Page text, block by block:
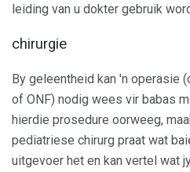
leiding van u dokter gebruik
chirurgie
By geleentheid kan 'n operasie
of ONF) nodig wees vir babas
hierdie prosedure oorweeg,
pediatriese chirurg praat wat
uitgevoer het en kan vertel wat